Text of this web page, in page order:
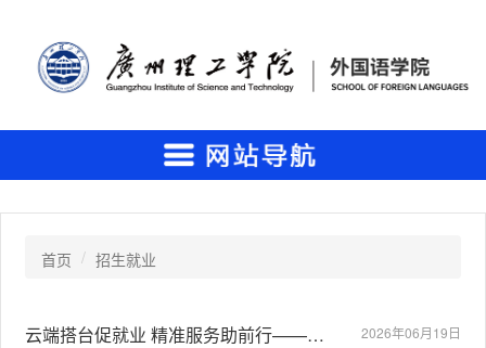
首页 招生就业
2026年06月19日
云端搭台促就业 精准服务助前行——外国语学院举办线上专场招聘会